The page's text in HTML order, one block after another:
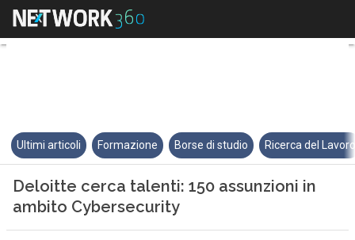
Deloitte cerca talenti: 150
Ultimi articoli Formazione Borse di studio Ricerca del
Deloitte cerca talenti: 150 assunzioni in
ambito Cybersecurity